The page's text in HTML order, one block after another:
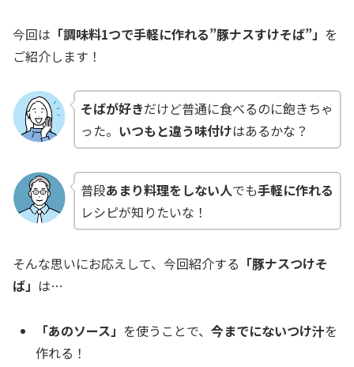
今回は 「調味料1つで手軽に作れる”豚ナスすけそば”」 を
ご紹介します！
そばが好きだけど普通に食べるのに飽きちゃ
った。 いつもと違う味付けはあるかな？
普段あまり料理をしない人でも手軽に作れる
レシピが知りたいな！
そんな思いにお応えして、今回紹介する 「豚ナスつけそ
ば」 は…
「あのソース」 を使うことで、今までにないつけ汁を
作れる！